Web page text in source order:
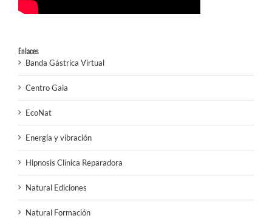
Enlaces
Banda Gástrica Virtual
Centro Gaia
EcoNat
Energía y vibración
Hipnosis Clínica Reparadora
Natural Ediciones
Natural Formación